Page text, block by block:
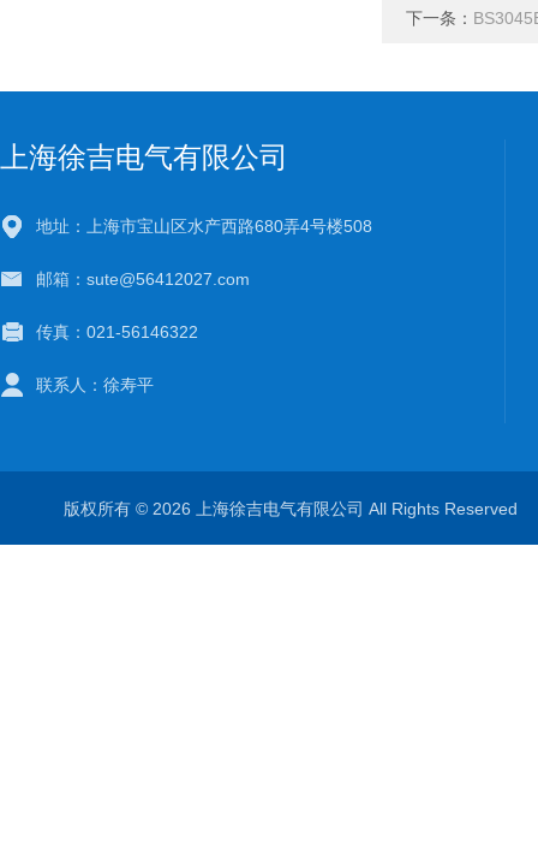
下一条：
上海徐吉电气有限公司
地址：上海市宝山区水产西路680弄4号楼508
邮箱：sute@56412027.com
传真：021-56146322
联系人：徐寿平
版权所有 © 2026 上海徐吉电气有限公司 All Rights